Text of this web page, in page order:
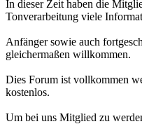
In dieser Zeit haben die
Tonverarbeitung viele
Anfänger sowie auch
gleichermaßen willkommen.
Dies Forum ist vollkommen
kostenlos.
Um bei uns Mitglied zu